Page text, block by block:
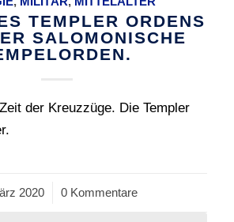
TEMPLER ORDENS
SALOMONISCHE
der Kreuzzüge. Die Templer
2020
/ 0 Kommentare